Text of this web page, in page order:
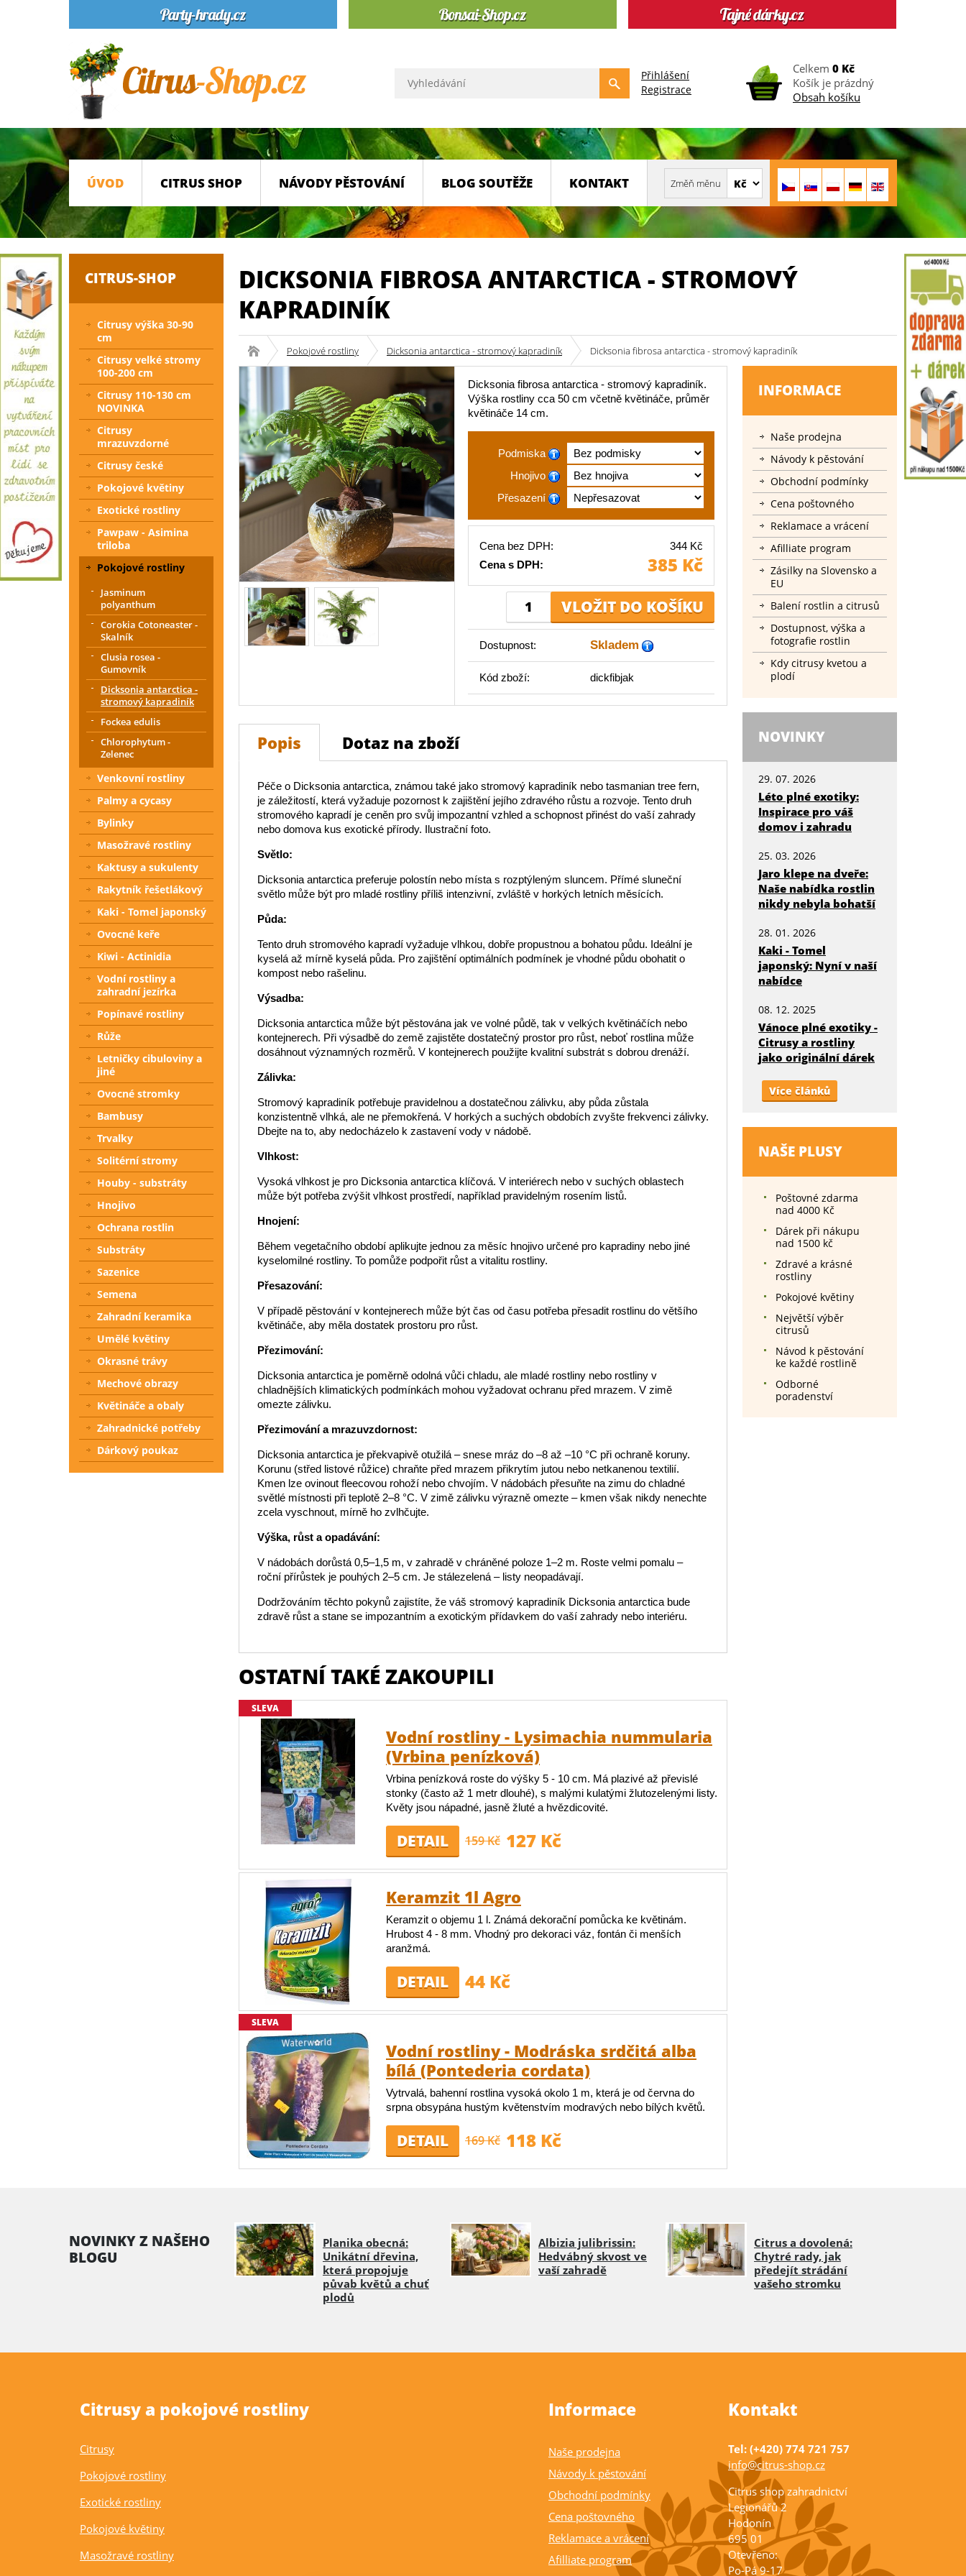
Přihlášení
Registrace
Celkem 0 Kč
Košík je prázdný
Obsah košíku
ÚVOD CITRUS SHOP NÁVODY PĚSTOVÁNÍ BLOG SOUTĚŽE KONTAKT
DICKSONIA FIBROSA ANTARCTICA - STROMOVÝ
KAPRADINÍK
Pokojové rostliny Dicksonia antarctica - stromový kapradiník Dicksonia fibrosa antarctica - stromový kapradiník
Dicksonia fibrosa antarctica - stromový kapradiník.
Výška rostliny cca 50 cm včetně květináče, průměr
květináče 14 cm.
Podmiska
Hnojivo
Přesazení
Cena bez DPH:
344 Kč
Cena s DPH:
385 Kč
Dostupnost: Skladem
Kód zboží: dickfibjak
Popis Dotaz na zboží
Péče o Dicksonia antarctica, známou také jako stromový kapradiník nebo tasmanian tree fern,
je záležitostí, která vyžaduje pozornost k zajištění jejího zdravého růstu a rozvoje. Tento druh
stromového kapradí je ceněn pro svůj impozantní vzhled a schopnost přinést do vaší zahrady
nebo domova kus exotické přírody. Ilustrační foto.
Světlo:
Dicksonia antarctica preferuje polostín nebo místa s rozptýleným sluncem. Přímé sluneční
světlo může být pro mladé rostliny příliš intenzivní, zvláště v horkých letních měsících.
Půda:
Tento druh stromového kapradí vyžaduje vlhkou, dobře propustnou a bohatou půdu. Ideální je
kyselá až mírně kyselá půda. Pro zajištění optimálních podmínek je vhodné půdu obohatit o
kompost nebo rašelinu.
Výsadba:
Dicksonia antarctica může být pěstována jak ve volné půdě, tak v velkých květináčích nebo
kontejnerech. Při výsadbě do země zajistěte dostatečný prostor pro růst, neboť rostlina může
dosáhnout významných rozměrů. V kontejnerech použijte kvalitní substrát s dobrou drenáží.
Zálivka:
Stromový kapradiník potřebuje pravidelnou a dostatečnou zálivku, aby půda zůstala
konzistentně vlhká, ale ne přemokřená. V horkých a suchých obdobích zvyšte frekvenci zálivky.
Dbejte na to, aby nedocházelo k zastavení vody v nádobě.
Vlhkost:
Vysoká vlhkost je pro Dicksonia antarctica klíčová. V interiérech nebo v suchých oblastech
může být potřeba zvýšit vlhkost prostředí, například pravidelným rosením listů.
Hnojení:
Během vegetačního období aplikujte jednou za měsíc hnojivo určené pro kapradiny nebo jiné
kyselomilné rostliny. To pomůže podpořit růst a vitalitu rostliny.
Přesazování:
V případě pěstování v kontejnerech může být čas od času potřeba přesadit rostlinu do většího
květináče, aby měla dostatek prostoru pro růst.
Přezimování:
Dicksonia antarctica je poměrně odolná vůči chladu, ale mladé rostliny nebo rostliny v
chladnějších klimatických podmínkách mohou vyžadovat ochranu před mrazem. V zimě
omezte zálivku.
Přezimování a mrazuvzdornost:
Dicksonia antarctica je překvapivě otužilá – snese mráz do –8 až –10 °C při ochraně koruny.
Korunu (střed listové růžice) chraňte před mrazem přikrytím jutou nebo netkanenou textilií.
Kmen lze ovinout fleecovou rohoží nebo chvojím. V nádobách přesuňte na zimu do chladné
světlé místnosti při teplotě 2–8 °C. V zimě zálivku výrazně omezte – kmen však nikdy nenechte
zcela vyschnout, mírně ho zvlhčujte.
Výška, růst a opadávání:
V nádobách dorůstá 0,5–1,5 m, v zahradě v chráněné poloze 1–2 m. Roste velmi pomalu –
roční přírůstek je pouhých 2–5 cm. Je stálezelená – listy neopadávají.
Dodržováním těchto pokynů zajistíte, že váš stromový kapradiník Dicksonia antarctica bude
zdravě růst a stane se impozantním a exotickým přídavkem do vaší zahrady nebo interiéru.
OSTATNÍ TAKÉ ZAKOUPILI
SLEVA
Vodní rostliny - Lysimachia nummularia
(Vrbina penízková)
Vrbina penízková roste do výšky 5 - 10 cm. Má plazivé až převislé
stonky (často až 1 metr dlouhé), s malými kulatými žlutozelenými listy.
Květy jsou nápadné, jasně žluté a hvězdicovité.
DETAIL 159 Kč 127 Kč
Keramzit 1l Agro
Keramzit o objemu 1 l. Známá dekorační pomůcka ke květinám.
Hrubost 4 - 8 mm. Vhodný pro dekoraci váz, fontán či menších
aranžmá.
DETAIL 44 Kč
SLEVA
Vodní rostliny - Modráska srdčitá alba
bílá (Pontederia cordata)
Vytrvalá, bahenní rostlina vysoká okolo 1 m, která je od června do
srpna obsypána hustým květenstvím modravých nebo bílých květů.
DETAIL 169 Kč 118 Kč
INFORMACE
Naše prodejna
Návody k pěstování
Obchodní podmínky
Cena poštovného
Reklamace a vrácení
Afilliate program
Zásilky na Slovensko a
EU
Balení rostlin a citrusů
Dostupnost, výška a
fotografie rostlin
Kdy citrusy kvetou a
plodí
NOVINKY
29. 07. 2026
Léto plné exotiky:
Inspirace pro váš
domov i zahradu
25. 03. 2026
Jaro klepe na dveře:
Naše nabídka rostlin
nikdy nebyla bohatší
28. 01. 2026
Kaki - Tomel
japonský: Nyní v naší
nabídce
08. 12. 2025
Vánoce plné exotiky -
Citrusy a rostliny
jako originální dárek
Více článků
NAŠE PLUSY
Poštovné zdarma
nad 4000 Kč
Dárek při nákupu
nad 1500 kč
Zdravé a krásné
rostliny
Pokojové květiny
Největší výběr
citrusů
Návod k pěstování
ke každé rostlině
Odborné
poradenství
CITRUS-SHOP
Citrusy výška 30-90
cm
Citrusy velké stromy
100-200 cm
Citrusy 110-130 cm
NOVINKA
Citrusy
mrazuvzdorné
Citrusy české
Pokojové květiny
Exotické rostliny
Pawpaw - Asimina
triloba
Pokojové rostliny
Jasminum
polyanthum
Corokia Cotoneaster -
Skalník
Clusia rosea -
Gumovník
Dicksonia antarctica -
stromový kapradiník
Fockea edulis
Chlorophytum -
Zelenec
Venkovní rostliny
Palmy a cycasy
Bylinky
Masožravé rostliny
Kaktusy a sukulenty
Rakytník řešetlákový
Kaki - Tomel japonský
Ovocné keře
Kiwi - Actinidia
Vodní rostliny a
zahradní jezírka
Popínavé rostliny
Růže
Letničky cibuloviny a
jiné
Ovocné stromky
Bambusy
Trvalky
Solitérní stromy
Houby - substráty
Hnojivo
Ochrana rostlin
Substráty
Sazenice
Semena
Zahradní keramika
Umělé květiny
Okrasné trávy
Mechové obrazy
Květináče a obaly
Zahradnické potřeby
Dárkový poukaz
NOVINKY Z NAŠEHO
BLOGU
Planika obecná:
Unikátní dřevina,
která propojuje
půvab květů a chuť
plodů
Albizia julibrissin:
Hedvábný skvost ve
vaší zahradě
Citrus a dovolená:
Chytré rady, jak
předejít strádání
vašeho stromku
Citrusy a pokojové rostliny
Citrusy
Pokojové rostliny
Exotické rostliny
Pokojové květiny
Masožravé rostliny
Informace
Naše prodejna
Návody k pěstování
Obchodní podmínky
Cena poštovného
Reklamace a vrácení
Afilliate program
Kontakt
Tel: (+420) 774 721 757
info@citrus-shop.cz
Citrus shop zahradnictví
Legionářů 2
Hodonín
695 01
Otevřeno:
Po-Pá 9-17